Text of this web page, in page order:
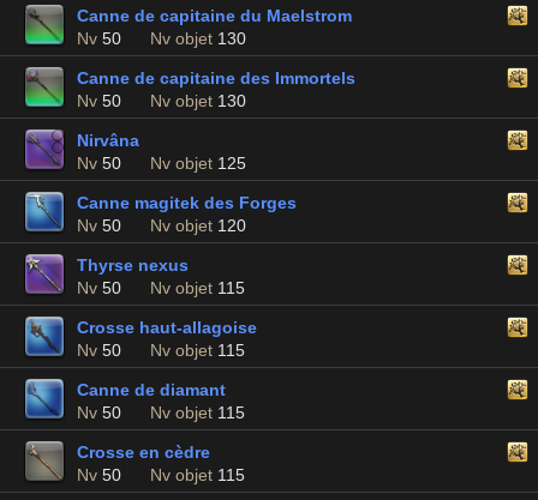
Canne de capitaine du Maelstrom
Nv 50 Nv objet 130
Canne de capitaine des Immortels
Nv 50 Nv objet 130
Nirvâna
Nv 50 Nv objet 125
Canne magitek des Forges
Nv 50 Nv objet 120
Thyrse nexus
Nv 50 Nv objet 115
Crosse haut-allagoise
Nv 50 Nv objet 115
Canne de diamant
Nv 50 Nv objet 115
Crosse en cèdre
Nv 50 Nv objet 115